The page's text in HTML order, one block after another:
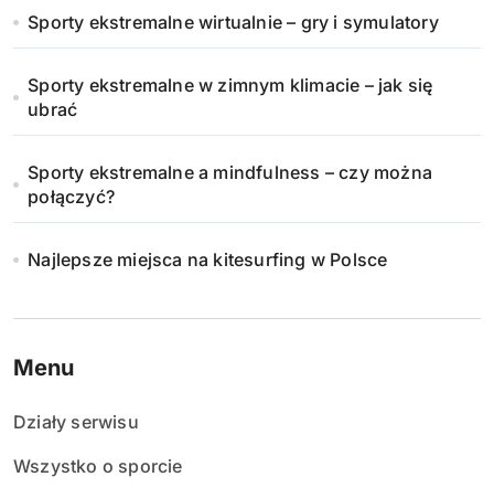
Sporty ekstremalne wirtualnie – gry i symulatory
Sporty ekstremalne w zimnym klimacie – jak się
ubrać
Sporty ekstremalne a mindfulness – czy można
połączyć?
Najlepsze miejsca na kitesurfing w Polsce
Menu
Działy serwisu
Wszystko o sporcie